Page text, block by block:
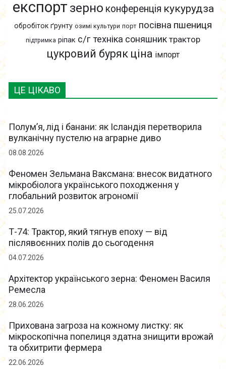
ЦЕ ЦІКАВО
Полум’я, лід і банани: як Ісландія перетворила
вулканічну пустелю на аграрне диво
08.08.2026
Феномен Зельмана Ваксмана: внесок видатного
мікробіолога українського походження у
глобальний розвиток агрономії
25.07.2026
Т-74: Трактор, який тягнув епоху — від
післявоєнних полів до сьогодення
04.07.2026
Архітектор українського зерна: Феномен Василя
Ремесла
28.06.2026
Прихована загроза на кожному листку: як
мікроскопічна попелиця здатна знищити врожай
та обхитрити фермера
22.06.2026
експорт зерно конференція кукурудза
обробіток ґрунту озимі культури порт посівна пшениця
підтримка ріпак с/г техніка соняшник трактор
цукровий буряк ціна імпорт